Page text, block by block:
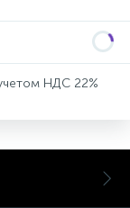
НДС 22%